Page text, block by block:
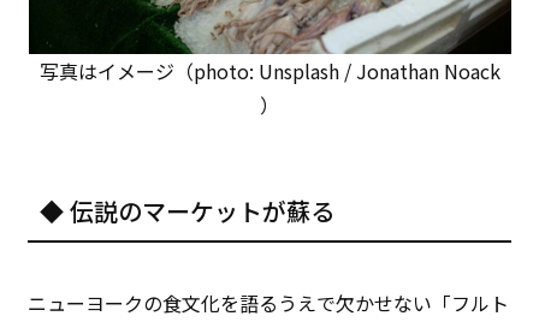
写真はイメージ（photo: Unsplash / Jonathan Noack
）
◆ 伝説のマーケットが蘇る
ニューヨークの食文化を語るうえで欠かせない「フルト